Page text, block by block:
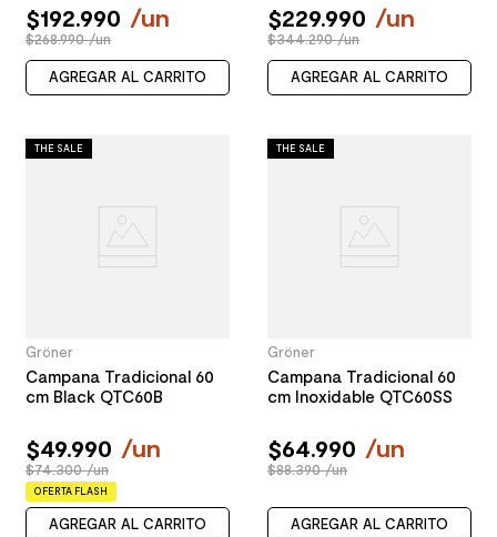
$192.990 /un
$268.990 /un
AGREGAR AL CARRITO
$229.990 /un
$344.290 /un
AGREGAR AL CARRITO
THE SALE
Gröner
Campana Tradicional 60
cm Black QTC60B
$49.990 /un
$74.300 /un
OFERTA FLASH
AGREGAR AL CARRITO
THE SALE
Gröner
Campana Tradicional 60
cm Inoxidable QTC60SS
$64.990 /un
$88.390 /un
AGREGAR AL CARRITO